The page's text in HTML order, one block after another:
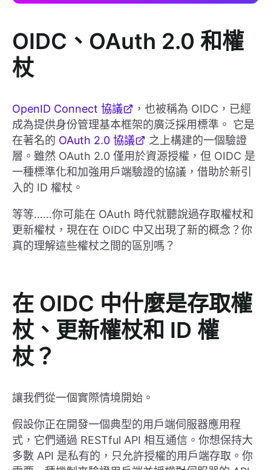
OIDC、OAuth 2.0 和權
杖
OpenID Connect 協議
，也被稱為 OIDC，已經
成為提供身份管理基本框架的廣泛採用標準。 它是
在著名的 OAuth 2.0 協議
之上構建的一個驗證
層。雖然 OAuth 2.0 僅用於資源授權，但 OIDC 是
一種標準化和加強用戶端驗證的協議，借助於新引
入的 ID 權杖。
等等……你可能在 OAuth 時代就聽說過存取權杖和
更新權杖，現在在 OIDC 中又出現了新的概念？你
真的理解這些權杖之間的區別嗎？
在 OIDC 中什麼是存取權
杖、更新權杖和 ID 權
杖？
讓我們從一個實際情境開始。
假設你正在開發一個典型的用戶端伺服器應用程
式，它們通過 RESTful API 相互通信。你想保持大
多數 API 是私有的，只允許授權的用戶端存取。你